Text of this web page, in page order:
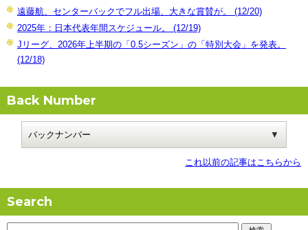
遠藤航、センターバックでフル出場、大きな賞賛が。 (12/20)
2025年：日本代表年間スケジュール。 (12/19)
Jリーグ、2026年上半期の「0.5シーズン」の「特別大会」を発表。
(12/18)
Back Number
これ以前の記事はこちらから
Search